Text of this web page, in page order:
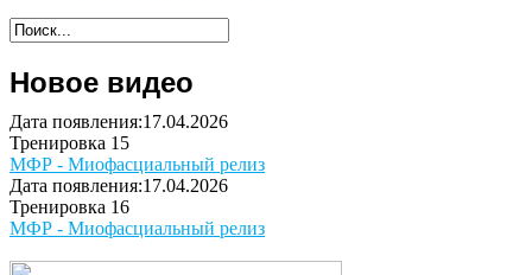
Новое видео
Дата появления:17.04.2026
Тренировка 15
МФР - Миофасциальный релиз
Дата появления:17.04.2026
Тренировка 16
МФР - Миофасциальный релиз